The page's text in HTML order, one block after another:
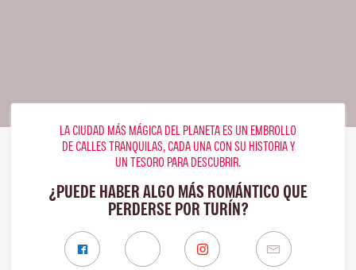
LA CIUDAD MÁS MÁGICA DEL PLANETA ES UN EMBROLLO
DE CALLES TRANQUILAS, CADA UNA CON SU HISTORIA Y
UN TESORO PARA DESCUBRIR.
¿PUEDE HABER ALGO MÁS ROMÁNTICO QUE
PERDERSE POR TURÍN?